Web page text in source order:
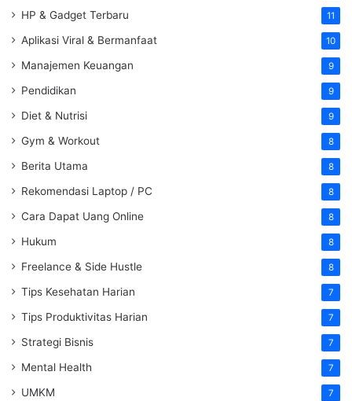
HP & Gadget Terbaru 11
Aplikasi Viral & Bermanfaat 10
Manajemen Keuangan 9
Pendidikan 9
Diet & Nutrisi 9
Gym & Workout 8
Berita Utama 8
Rekomendasi Laptop / PC 8
Cara Dapat Uang Online 8
Hukum 8
Freelance & Side Hustle 8
Tips Kesehatan Harian 7
Tips Produktivitas Harian 7
Strategi Bisnis 7
Mental Health 7
UMKM 7